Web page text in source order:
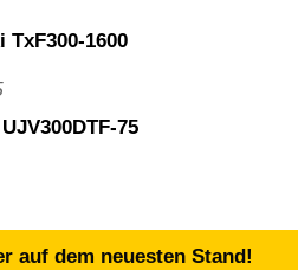
TxF300-1600
75
auf dem neuesten Stand!